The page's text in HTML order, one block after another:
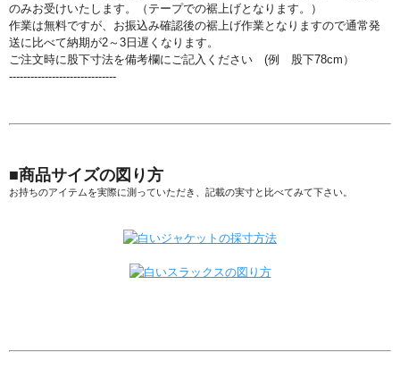
のみお受けいたします。（テープでの裾上げとなります。）
作業は無料ですが、お振込み確認後の裾上げ作業となりますので通常発
送に比べて納期が2～3日遅くなります。
ご注文時に股下寸法を備考欄にご記入ください (例 股下78cm）
------------------------------
■商品サイズの図り方
お持ちのアイテムを実際に測っていただき、記載の実寸と比べてみて下さい。